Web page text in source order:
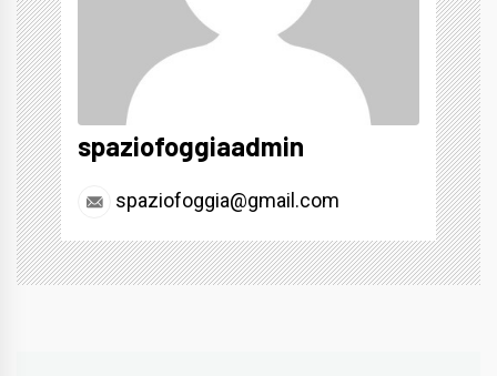
spaziofoggiaadmin
spaziofoggia@gmail.com